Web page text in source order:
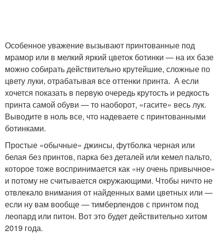
Особенное уважение вызывают принтованные под
мрамор или в мелкий яркий цветок ботинки — на их базе
можно собирать действительно крутейшие, сложные по
цвету луки, отрабатывая все оттенки принта. А если
хочется показать в первую очередь крутость и редкость
принта самой обуви — то наоборот, «гасите» весь лук.
Выводите в ноль все, что надеваете с принтованными
ботинками.
Простые «обычные» джинсы, футболка черная или
белая без принтов, парка без деталей или кемел пальто,
которое тоже воспринимается как «ну очень привычное»
и потому не считывается окружающими. Чтобы ничто не
отвлекало внимания от найденных вами цветных или —
если ну вам вообще — тимберлендов с принтом под
леопард или питон. Вот это будет действительно хитом
2019 года.